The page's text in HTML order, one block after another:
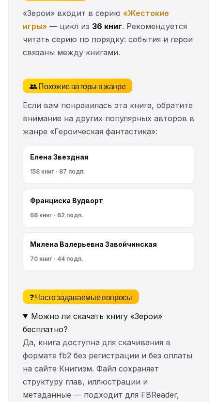
«Зерои» входит в серию «Жестокие
игры» — цикл из 36 книг. Рекомендуется
читать серию по порядку: события и герои
связаны между книгами.
👥 Похожие авторы в жанре
Если вам понравилась эта книга, обратите
внимание на других популярных авторов в
жанре «Героическая фантастика»:
Елена Звездная
158 книг · 87 подп.
Франциска Вудворт
68 книг · 62 подп.
Милена Валерьевна Завойчинская
70 книг · 44 подп.
❓ Часто задаваемые вопросы
Можно ли скачать книгу «Зерои»
бесплатно?
Да, книга доступна для скачивания в
формате fb2 без регистрации и без оплаты
на сайте Книгизм. Файл сохраняет
структуру глав, иллюстрации и
метаданные — подходит для FBReader,